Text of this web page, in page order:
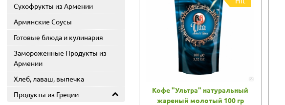
Сухофрукты из Армении
Армянские Соусы
Готовые блюда и кулинария
Замороженные Продукты из
Армении
Хлеб, лаваш, выпечка
Продукты из Греции
Кофе "Ультра" натуральный
жареный молотый 100 гр